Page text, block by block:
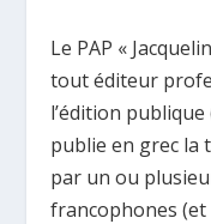
Le PAP «
tout éditeur
l’édition publique
publie en grec la
par un ou
francophones